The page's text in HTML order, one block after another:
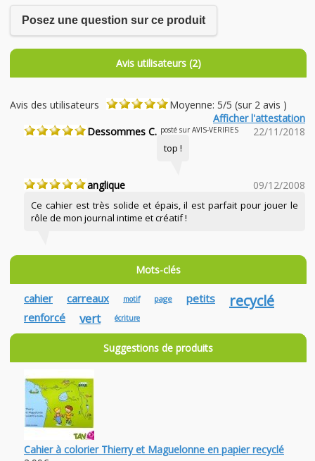
Posez une question sur ce produit
Avis utilisateurs (2)
Avis des utilisateurs
Moyenne: 5/5 (sur 2 avis )
Afficher l'attestation
Dessommes C. posté sur AVIS-VERIFIES 22/11/2018
top !
anglique 09/12/2008
Ce cahier est très solide et épais, il est parfait pour jouer le
rôle de mon journal intime et créatif !
Mots-clés
cahier carreaux motif page petits recyclé
renforcé vert écriture
Suggestions de produits
Cahier à colorier Thierry et Maguelonne en papier recyclé